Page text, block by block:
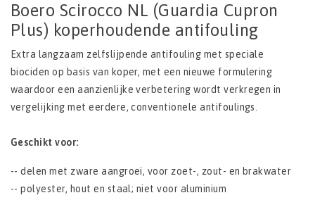
Boero Scirocco NL (Guardia Cupron
Plus) koperhoudende antifouling
Extra langzaam zelfslijpende antifouling met speciale
biociden op basis van koper, met een nieuwe formulering
waardoor een aanzienlijke verbetering wordt verkregen in
vergelijking met eerdere, conventionele antifoulings.
Geschikt voor:
-- delen met zware aangroei, voor zoet-, zout- en brakwater
-- polyester, hout en staal; niet voor aluminium